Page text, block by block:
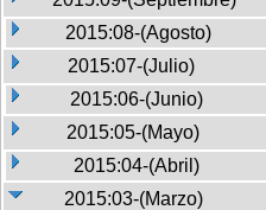
2015:08-(Agosto)
2015:07-(Julio)
2015:06-(Junio)
2015:05-(Mayo)
2015:04-(Abril)
2015:03-(Marzo)